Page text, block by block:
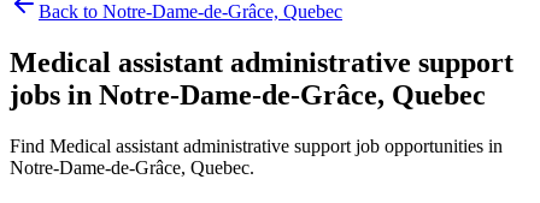
Back to Notre-Dame-de-Grâce, Quebec
Medical assistant administrative support
jobs in Notre-Dame-de-Grâce, Quebec
Find Medical assistant administrative support job opportunities in
Notre-Dame-de-Grâce, Quebec.